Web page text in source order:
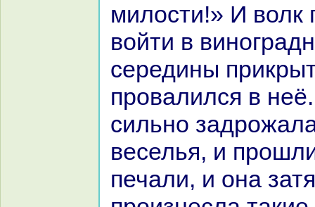
милости!» И
войти в
середины
провалился в
сильно
веселья, и
печали, и онa